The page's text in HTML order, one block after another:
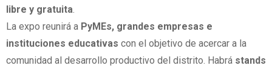
libre y gratuita.
La expo reunirá a PyMEs, grandes empresas e
instituciones educativas con el objetivo de acercar a la
comunidad al desarrollo productivo del distrito. Habrá stands